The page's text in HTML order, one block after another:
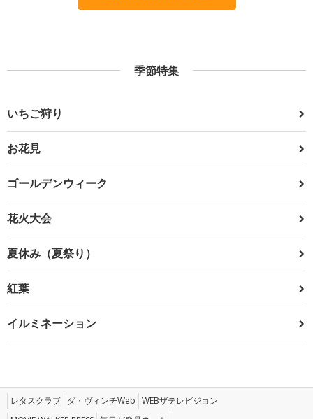
季節特集
いちご狩り
お花見
ゴールデンウィーク
花火大会
夏休み（夏祭り）
紅葉
イルミネーション
レタスクラブ ダ・ヴィンチWeb WEBザテレビジョン